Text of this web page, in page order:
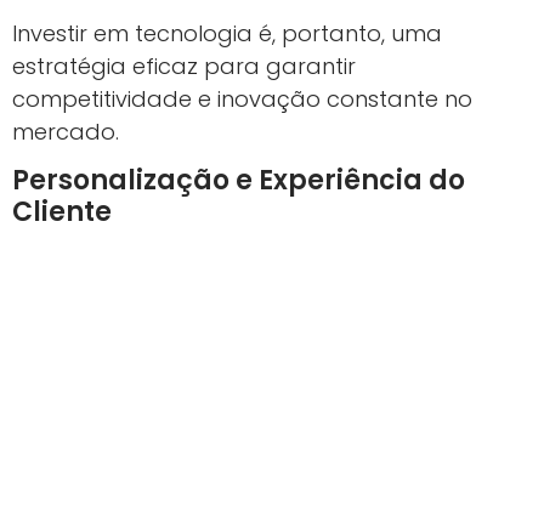
Investir em tecnologia é, portanto, uma
estratégia eficaz para garantir
competitividade e inovação constante no
mercado.
Personalização e Experiência do
Cliente